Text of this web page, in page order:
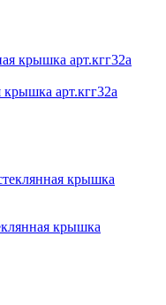
арт.кгг32а
крышка